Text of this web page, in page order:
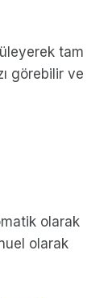
tam
görebilir ve
olarak
olarak